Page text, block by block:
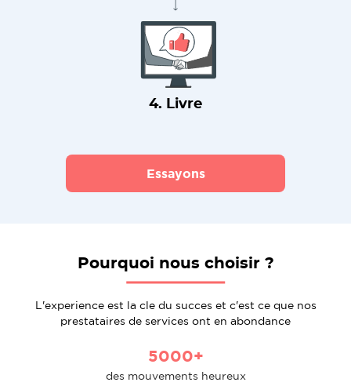
4. Livre
Essayons
Pourquoi nous choisir ?
L'experience est la cle du succes et c'est ce que nos
prestataires de services ont en abondance
5000+
des mouvements heureux